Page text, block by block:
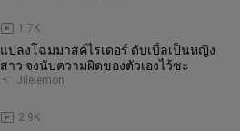
1.7K
แปลงโฉมมาสค์ไรเดอร์ ดับเบิ้ลเป็นหญิง
สาว จงนับความผิดของตัวเองไว้ซะ
2.9K
Jilelemon